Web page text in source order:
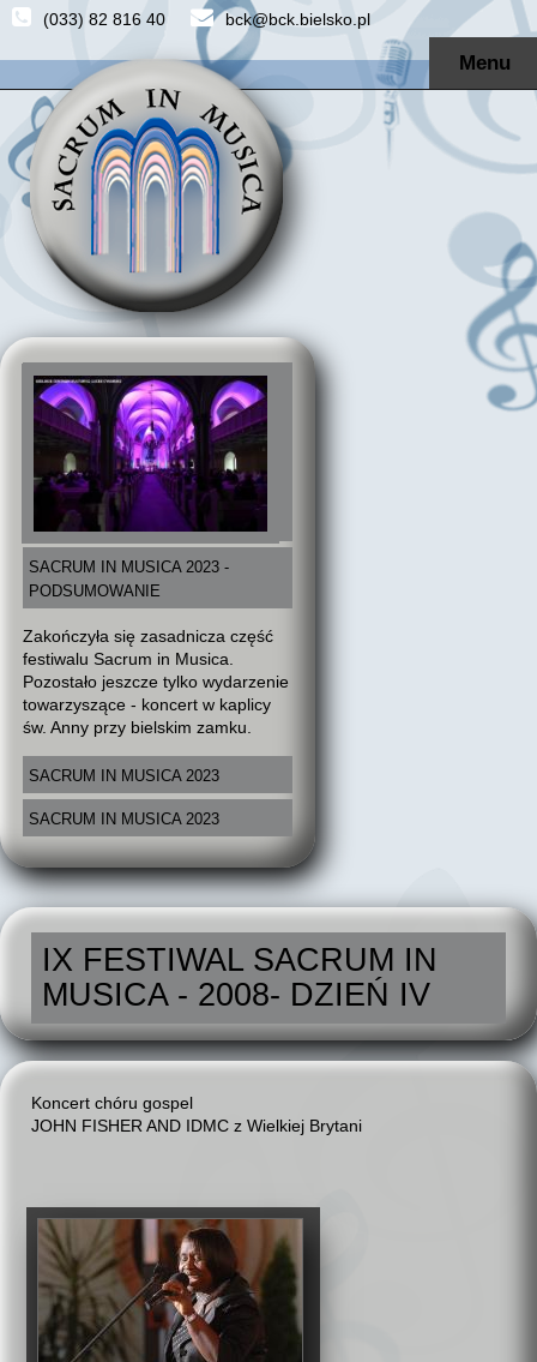
(033) 82 816 40 bck@bck.bielsko.pl
Menu
SACRUM IN MUSICA 2023 -
PODSUMOWANIE
Zakończyła się zasadnicza część
festiwalu Sacrum in Musica.
Pozostało jeszcze tylko wydarzenie
towarzyszące - koncert w kaplicy
św. Anny przy bielskim zamku.
SACRUM IN MUSICA 2023
SACRUM IN MUSICA 2023
IX FESTIWAL SACRUM IN
MUSICA - 2008- DZIEŃ IV
Koncert chóru gospel
JOHN FISHER AND IDMC z Wielkiej Brytani